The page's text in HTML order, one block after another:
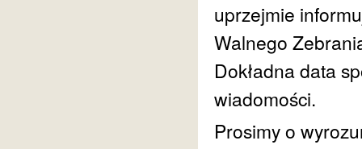
uprzejmie
Walnego
Dokładna data
wiadomości.
Prosimy o